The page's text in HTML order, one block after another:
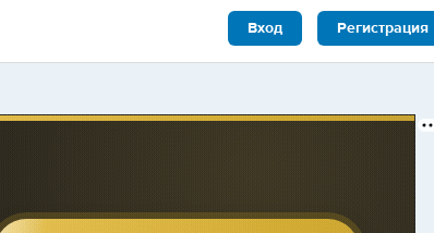
Вход Регистрация